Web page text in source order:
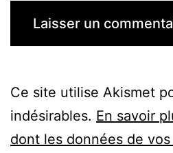
Ce site utilise Akismet
indésirables. En savoir
dont les données de